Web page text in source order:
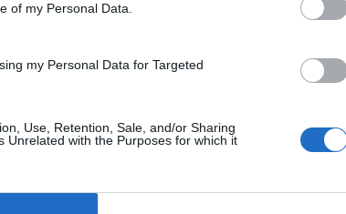
of my Personal Data.
my Personal Data for Targeted
Use, Retention, Sale, and/or Sharing
Unrelated with the Purposes for which it
kuchni. Air fryer tańszy aż o 150 zł, a to dopiero
polskich rodzin. ZUS wypłacił już 173 mln zł.
składać